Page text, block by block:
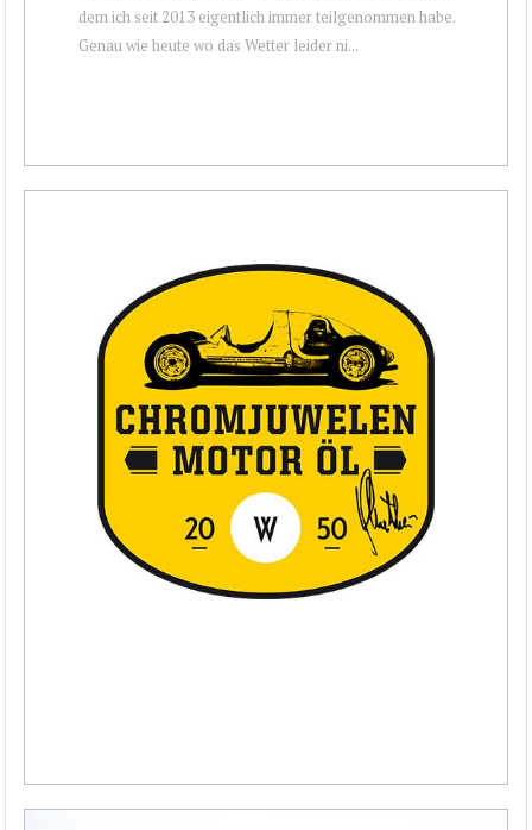
dem ich seit 2013 eigentlich immer teilgenommen habe.
Genau wie heute wo das Wetter leider ni...